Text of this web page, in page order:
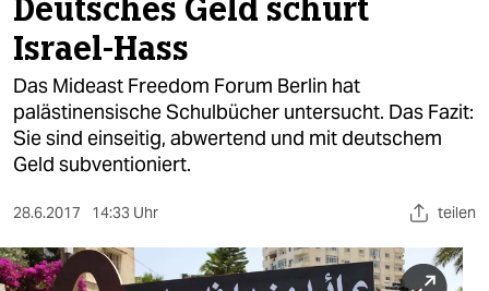
politik
öko
gesellschaft
kultur
sport
berlin
Deutsches Geld schürt
Israel-Hass
Das Mideast Freedom Forum Berlin hat
palästinensische Schulbücher untersucht. Das Fazit:
Sie sind einseitig, abwertend und mit deutschem
Geld subventioniert.
28.6.2017 14:33 Uhr teilen